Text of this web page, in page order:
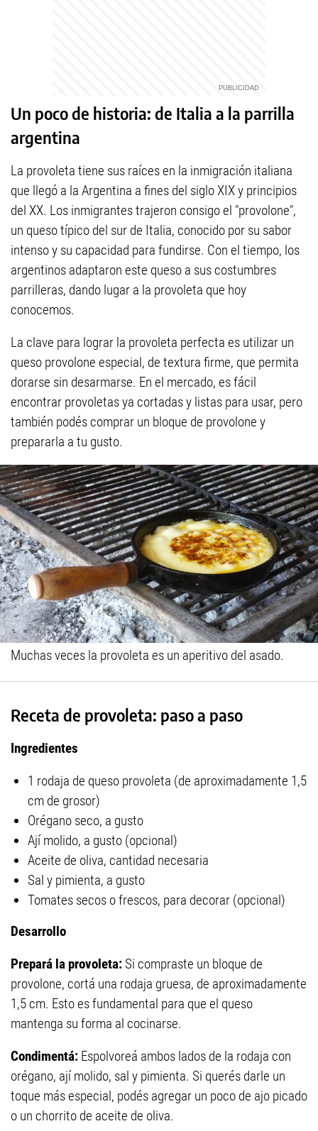
Un poco de historia: de Italia a la parrilla
argentina
La provoleta tiene sus raíces en la inmigración italiana
que llegó a la Argentina a fines del siglo XIX y principios
del XX. Los inmigrantes trajeron consigo el "provolone",
un queso típico del sur de Italia, conocido por su sabor
intenso y su capacidad para fundirse. Con el tiempo, los
argentinos adaptaron este queso a sus costumbres
parrilleras, dando lugar a la provoleta que hoy
conocemos.
La clave para lograr la provoleta perfecta es utilizar un
queso provolone especial, de textura firme, que permita
dorarse sin desarmarse. En el mercado, es fácil
encontrar provoletas ya cortadas y listas para usar, pero
también podés comprar un bloque de provolone y
prepararla a tu gusto.
Muchas veces la provoleta es un aperitivo del asado.
Receta de provoleta: paso a paso
Ingredientes
1 rodaja de queso provoleta (de aproximadamente 1,5
cm de grosor)
Orégano seco, a gusto
Ají molido, a gusto (opcional)
Aceite de oliva, cantidad necesaria
Sal y pimienta, a gusto
Tomates secos o frescos, para decorar (opcional)
Desarrollo
Prepará la provoleta: Si compraste un bloque de
provolone, cortá una rodaja gruesa, de aproximadamente
1,5 cm. Esto es fundamental para que el queso
mantenga su forma al cocinarse.
Condimentá: Espolvoreá ambos lados de la rodaja con
orégano, ají molido, sal y pimienta. Si querés darle un
toque más especial, podés agregar un poco de ajo picado
o un chorrito de aceite de oliva.